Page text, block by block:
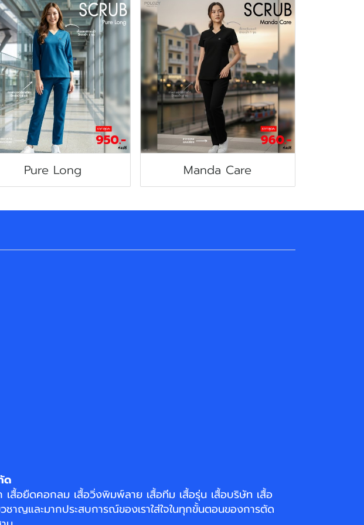
Pure Long Manda Care
ด
เสื้อยืดคอกลม เสื้อวิ่งพิมพ์ลาย เสื้อทีม เสื้อรุ่น เสื้อบริษัท เสื้อ
ญและมากประสบการณ์ของเราใส่ใจในทุกขั้นตอนของการตัด